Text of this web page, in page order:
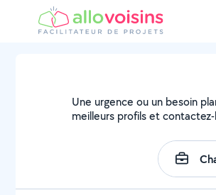
Une urgence ou un besoin
meilleurs profils et contactez-